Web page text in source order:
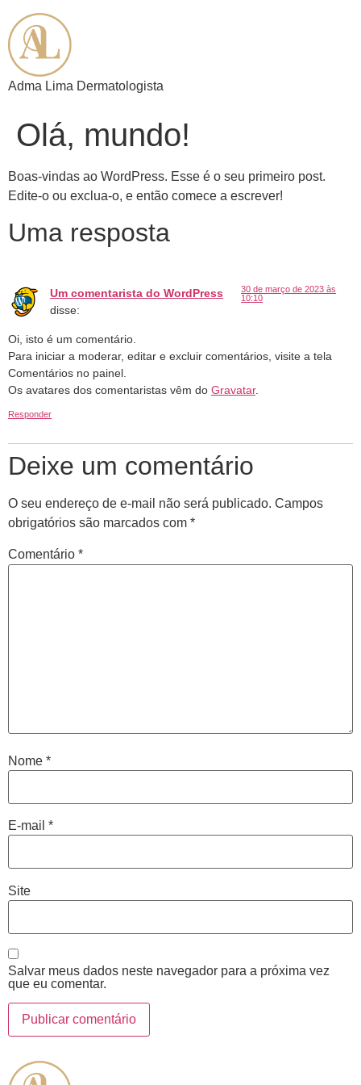
Adma Lima Dermatologista
Olá, mundo!
Boas-vindas ao WordPress. Esse é o seu primeiro post.
Edite-o ou exclua-o, e então comece a escrever!
Uma resposta
Um comentarista do WordPress
disse:
30 de março de 2023 às
10:10
Oi, isto é um comentário.
Para iniciar a moderar, editar e excluir comentários, visite a tela
Comentários no painel.
Os avatares dos comentaristas vêm do Gravatar.
Responder
Deixe um comentário
O seu endereço de e-mail não será publicado. Campos
obrigatórios são marcados com *
Comentário *
Nome *
E-mail *
Site
Salvar meus dados neste navegador para a próxima vez
que eu comentar.